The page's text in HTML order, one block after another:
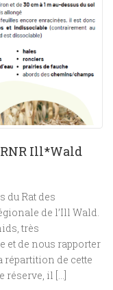
RNR Ill*Wald
du Rat des
de l’Ill Wald.
très
et de nous rapporter
répartition de cette
réserve, il […]